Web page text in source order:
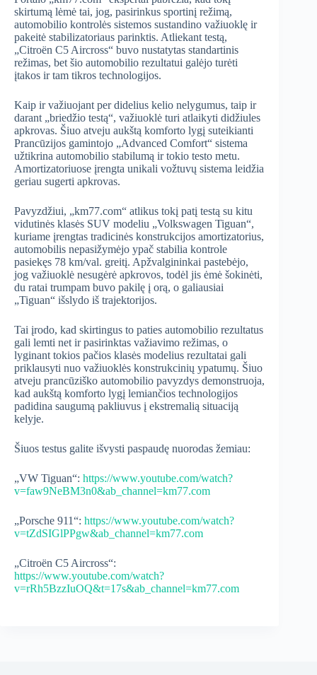
skirtumą lėmė tai, jog, pasirinkus sportinį režimą,
automobilio kontrolės sistemos sustandino važiuoklę ir
pakeitė stabilizatoriaus parinktis. Atliekant testą,
„Citroën C5 Aircross“ buvo nustatytas standartinis
režimas, bet šio automobilio rezultatui galėjo turėti
įtakos ir tam tikros technologijos.
Kaip ir važiuojant per didelius kelio nelygumus, taip ir
darant „briedžio testą“, važiuoklė turi atlaikyti didžiules
apkrovas. Šiuo atveju aukštą komforto lygį suteikianti
Prancūzijos gamintojo „Advanced Comfort“ sistema
užtikrina automobilio stabilumą ir tokio testo metu.
Amortizatoriuose įrengta unikali vožtuvų sistema leidžia
geriau sugerti apkrovas.
Pavyzdžiui, „km77.com“ atlikus tokį patį testą su kitu
vidutinės klasės SUV modeliu „Volkswagen Tiguan“,
kuriame įrengtas tradicinės konstrukcijos amortizatorius,
automobilis nepasižymėjo ypač stabilia kontrole
pasiekęs 78 km/val. greitį. Apžvalgininkai pastebėjo,
jog važiuoklė nesugėrė apkrovos, todėl jis ėmė šokinėti,
du ratai trumpam buvo pakilę į orą, o galiausiai
„Tiguan“ išslydo iš trajektorijos.
Tai įrodo, kad skirtingus to paties automobilio rezultatus
gali lemti net ir pasirinktas važiavimo režimas, o
lyginant tokios pačios klasės modelius rezultatai gali
priklausyti nuo važiuoklės konstrukcinių ypatumų. Šiuo
atveju prancūziško automobilio pavyzdys demonstruoja,
kad aukštą komforto lygį lemiančios technologijos
padidina saugumą pakliuvus į ekstremalią situaciją
kelyje.
Šiuos testus galite išvysti paspaudę nuorodas žemiau:
„VW Tiguan“: https://www.youtube.com/watch?
v=faw9NeBM3n0&ab_channel=km77.com
„Porsche 911“: https://www.youtube.com/watch?
v=tZdSIGlPPgw&ab_channel=km77.com
„Citroën C5 Aircross“:
https://www.youtube.com/watch?
v=rRh5BzzIuOQ&t=17s&ab_channel=km77.com